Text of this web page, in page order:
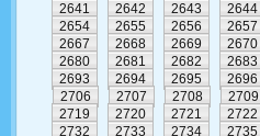
2641
2642 2643 2644
2654
2655 2656 2657
2667
2668 2669 2670
2680
2681 2682 2683
2693
2694 2695 2696
2706
2707 2708 2709
2719
2720 2721 2722
2732
2733 2734 2735